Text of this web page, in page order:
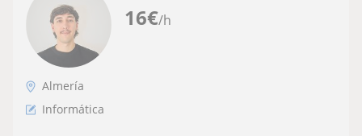
16€/h
Almería
Informática